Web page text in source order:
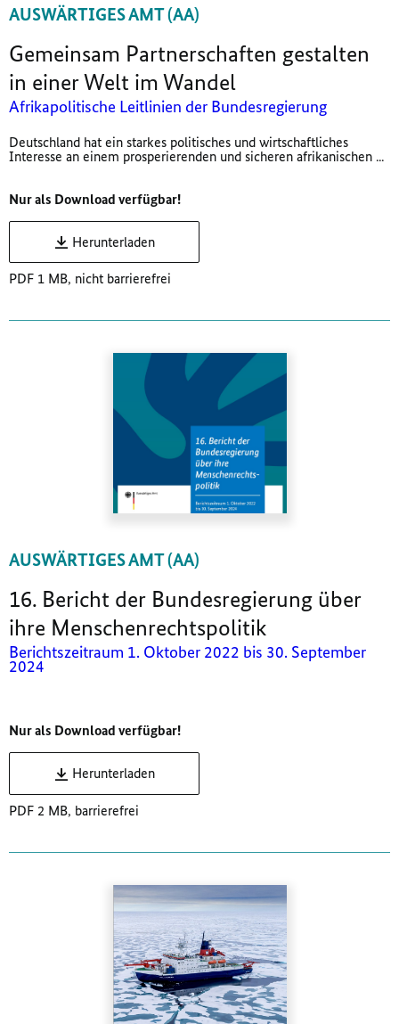
AUSWÄRTIGES AMT (AA)
Gemeinsam Partnerschaften gestalten
in einer Welt im Wandel
Afrikapolitische Leitlinien der Bundesregierung
Deutschland hat ein starkes politisches und wirtschaftliches
Interesse an einem prosperierenden und sicheren afrikanischen ...
Nur als Download verfügbar!
Herunterladen
PDF 1 MB, nicht barrierefrei
AUSWÄRTIGES AMT (AA)
16. Bericht der Bundesregierung über
ihre Menschenrechtspolitik
Berichtszeitraum 1. Oktober 2022 bis 30. September
2024
Nur als Download verfügbar!
Herunterladen
PDF 2 MB, barrierefrei